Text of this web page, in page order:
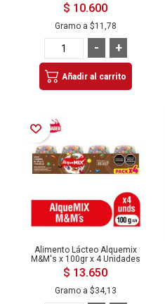
$ 10.600
Gramo a $11,78
+
-
Añadir al carrito
Añadir a la Lista de Deseos
Alimento Lácteo Alquemix
M&M's x 100gr x 4 Unidades
$ 13.650
Gramo a $34,13